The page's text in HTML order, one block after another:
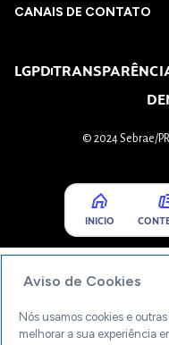
CANAIS DE CONTATO
LGPD
© 2024 Sebrae/
INICIO
Aviso de Cookies
Nós usamos cookies e
melhorar a sua experiência